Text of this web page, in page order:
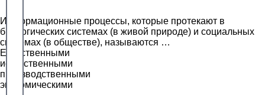
Информационные процессы, которые протекают в
биологических системах (в живой природе) и социальных
системах (в обществе), называются …
Естественными
искусственными
производственными
экономическими